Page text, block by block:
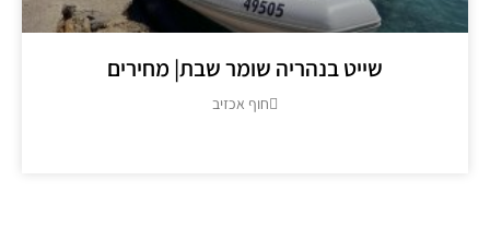
שייט בנהריה שומר שבת| מחירים
חוף אכזיב